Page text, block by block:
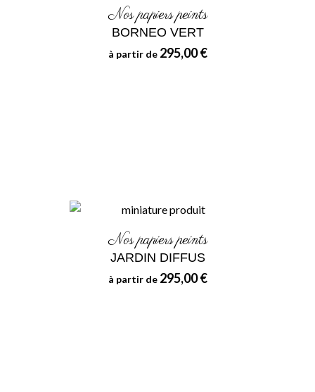
Nos papiers peints
BORNEO VERT
à partir de 295,00 €
Nos papiers peints
JARDIN DIFFUS
à partir de 295,00 €